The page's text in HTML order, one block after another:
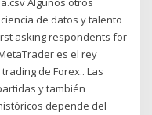
de datos y talento
asking respondents for
es el rey
de Forex.. Las
y también
depende del